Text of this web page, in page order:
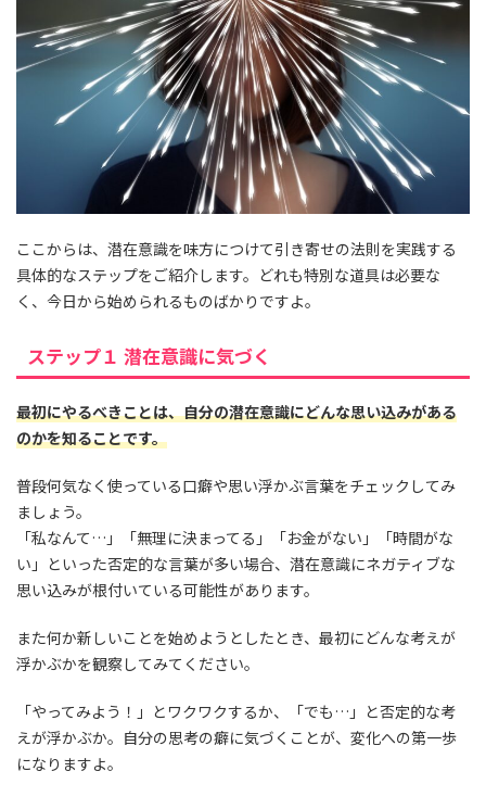
ここからは、潜在意識を味方につけて引き寄せの法則を実践する
具体的なステップをご紹介します。どれも特別な道具は必要な
く、今日から始められるものばかりですよ。
ステップ１ 潜在意識に気づく
最初にやるべきことは、自分の潜在意識にどんな思い込みがある
のかを知ることです。
普段何気なく使っている口癖や思い浮かぶ言葉をチェックしてみ
ましょう。
「私なんて…」「無理に決まってる」「お金がない」「時間がな
い」といった否定的な言葉が多い場合、潜在意識にネガティブな
思い込みが根付いている可能性があります。
また何か新しいことを始めようとしたとき、最初にどんな考えが
浮かぶかを観察してみてください。
「やってみよう！」とワクワクするか、「でも…」と否定的な考
えが浮かぶか。自分の思考の癖に気づくことが、変化への第一歩
になりますよ。